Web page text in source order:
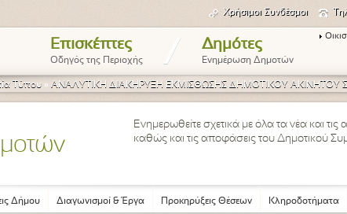
Χρήσιμοι Συνδέσμοι
Επισκέπτες
Οδηγός της Περιοχής / Δημότες
Ενημέρωση Δημοτών
Τύπου » ΑΝΑΛΥΤΙΚΗ ΔΙΑΚΗΡΥΞΗ ΕΚΜΙΣΘΩΣΗΣ ΔΗΜΟΤΙΚΟΥ ΑΚΙΝΗΤΟΥ
Ενημερωθείτε σχετικά με όλα τα νέα και
καθώς και τις αποφάσεις του Δημοτικού
Δήμου Διαγωνισμοί & Έργα Προκηρύξεις Θέσεων Κληροδοτήματα